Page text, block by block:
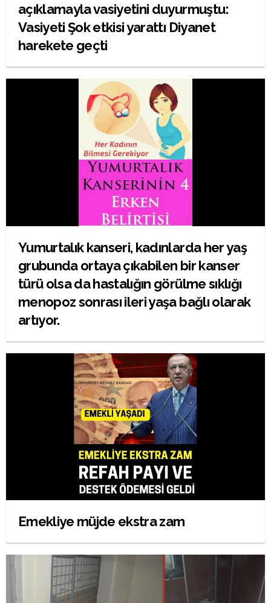
açıklamayla vasiyetini duyurmuştu:
Vasiyeti Şok etkisi yarattı Diyanet
harekete geçti
Yumurtalık kanseri, kadınlarda her yaş
grubunda ortaya çıkabilen bir kanser
türü olsa da hastalığın görülme sıklığı
menopoz sonrası ileri yaşa bağlı olarak
artıyor.
Emekliye müjde ekstra zam